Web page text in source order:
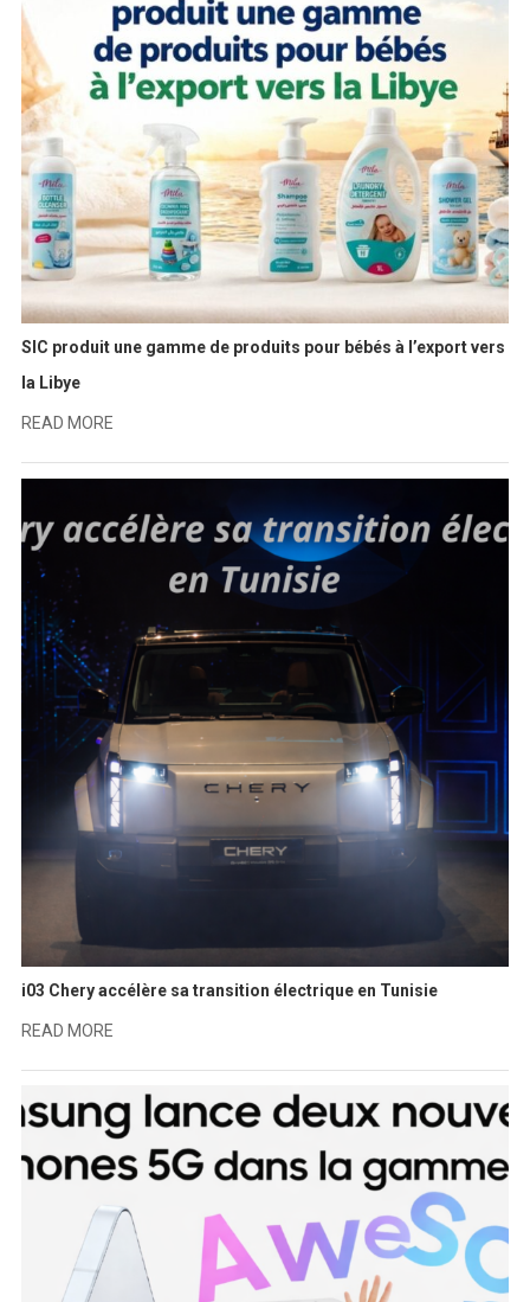
SIC produit une gamme de produits pour bébés à l’export vers
la Libye
READ MORE
i03 Chery accélère sa transition électrique en Tunisie
READ MORE